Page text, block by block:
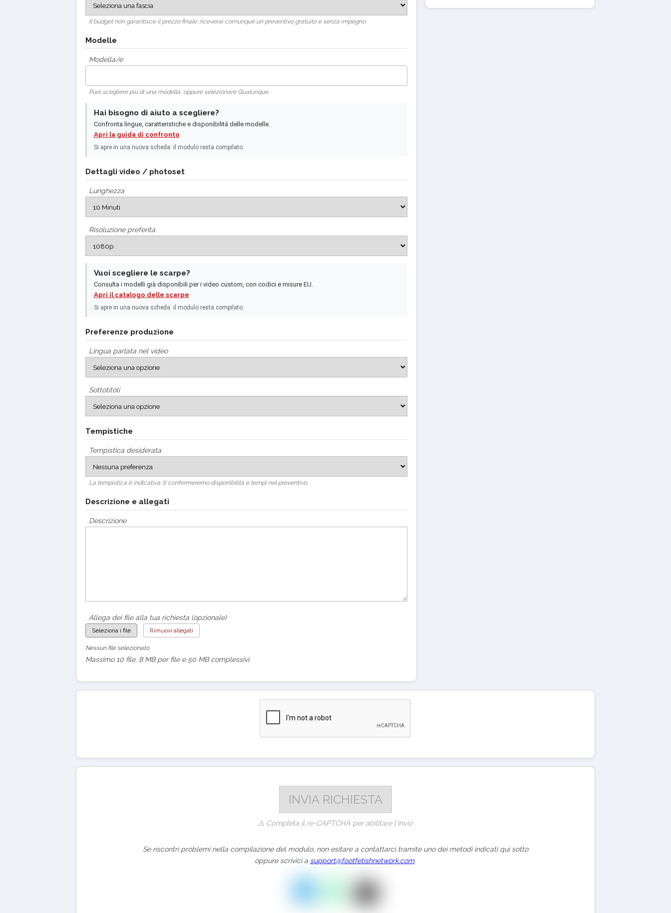
Il budget non garantisce il prezzo finale: riceverai comunque un preventivo gratuito e senza impegno.
Modelle
Modella/e
Puoi scegliere più di una modella, oppure selezionare Qualunque.
Hai bisogno di aiuto a scegliere?
Confronta lingue, caratteristiche e disponibilità delle modelle.
Apri la guida di confronto
Si apre in una nuova scheda: il modulo resta compilato.
Dettagli video / photoset
Lunghezza
Risoluzione preferita
Vuoi scegliere le scarpe?
Consulta i modelli già disponibili per i video custom, con codici e misure EU.
Apri il catalogo delle scarpe
Si apre in una nuova scheda: il modulo resta compilato.
Preferenze produzione
Lingua parlata nel video
Sottotitoli
Tempistiche
Tempistica desiderata
La tempistica è indicativa: ti confermeremo disponibilità e tempi nel preventivo.
Descrizione e allegati
Descrizione
Allega dei file alla tua richiesta (opzionale)
Seleziona i file Rimuovi allegati
Nessun file selezionato
Massimo 10 file, 8 MB per file e 50 MB complessivi.
⚠️ Completa il re-CAPTCHA per abilitare l'invio
Se riscontri problemi nella compilazione del modulo, non esitare a contattarci tramite uno dei metodi indicati qui sotto
oppure scrivici a support@footfetishnetwork.com.